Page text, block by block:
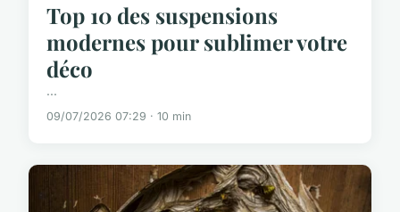
Top 10 des suspensions
modernes pour sublimer votre
déco
...
09/07/2026 07:29 · 10 min